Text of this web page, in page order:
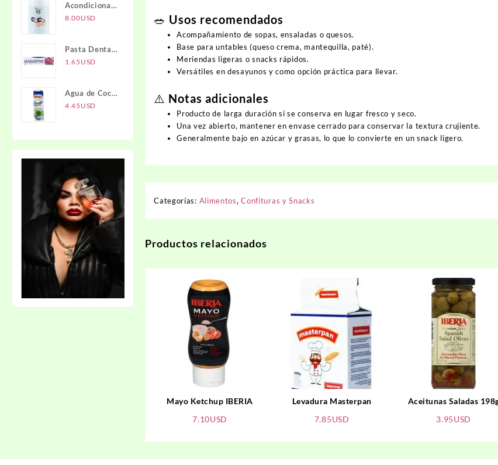
Acondicionador
COCO WOW
8.00USD
Pasta Dental
Full
1.65 USD
Agua de Coco
IBERIA
4.45 USD
🥗 Usos recomendados
Acompañamiento de sopas, ensaladas o quesos.
Base para untables (queso crema, mantequilla, paté).
Meriendas ligeras o snacks rápidos.
Versátiles en desayunos y como opción práctica para llevar.
⚠️ Notas adicionales
Producto de larga duración si se conserva en lugar fresco y seco.
Una vez abierto, mantener en envase cerrado para conservar la textura crujiente.
Generalmente bajo en azúcar y grasas, lo que lo convierte en un snack ligero.
Categorías: Alimentos,Confituras y Snacks
Productos relacionados
Mayo Ketchup IBERIA
7.10USD
Levadura Masterpan
7.85USD
Aceitunas Saladas
3.95USD